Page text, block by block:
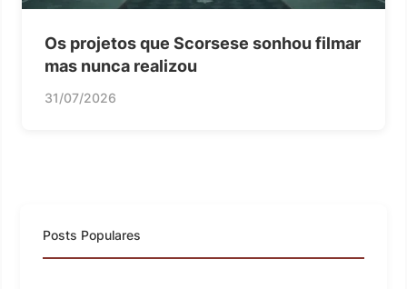
Os projetos que Scorsese sonhou filmar
mas nunca realizou
31/07/2026
Posts Populares